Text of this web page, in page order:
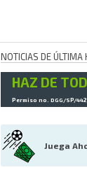
NOTICIAS DE ÚLTIMA
HAZ DE
Permiso no. DGG/SP/
Juega